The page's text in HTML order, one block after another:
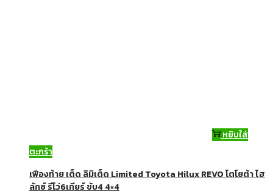
หยิบใส่
ตะกร้า
เฟืองท้าย เต็ด ลิมิเต็ด Limited Toyota Hilux REVO โตโยต้า ไฮ
ลักซ์ รีโว่6เกียร์ ขับ4 4×4